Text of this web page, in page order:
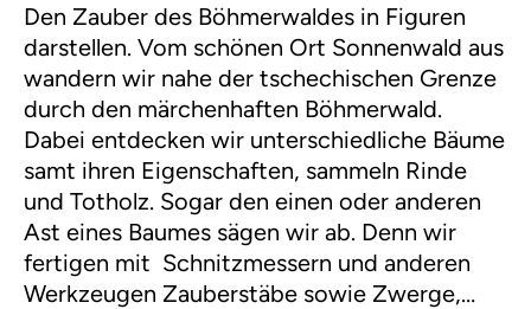
Den Zauber des Böhmerwaldes in Figuren
darstellen. Vom schönen Ort Sonnenwald aus
wandern wir nahe der tschechischen Grenze
durch den märchenhaften Böhmerwald.
Dabei entdecken wir unterschiedliche Bäume
samt ihren Eigenschaften, sammeln Rinde
und Totholz. Sogar den einen oder anderen
Ast eines Baumes sägen wir ab. Denn wir
fertigen mit Schnitzmessern und anderen
Werkzeugen Zauberstäbe sowie Zwerge,